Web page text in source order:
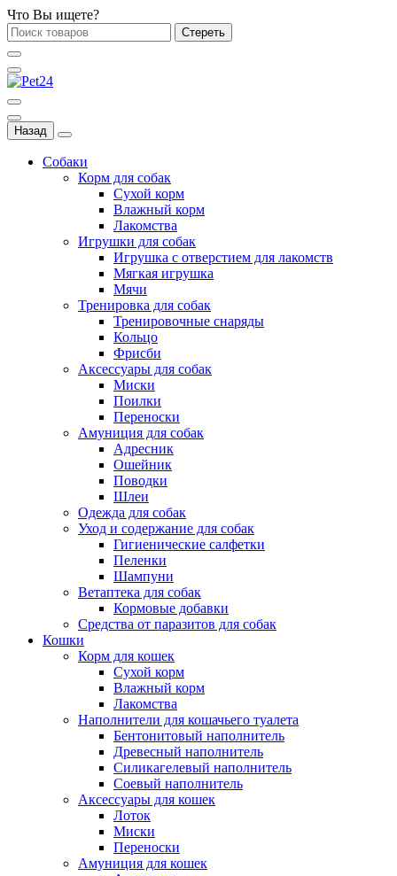
Что Вы ищете?
Стереть
Назад
Собаки
Корм для собак
Сухой корм
Влажный корм
Лакомства
Игрушки для собак
Игрушка с отверстием для лакомств
Мягкая игрушка
Мячи
Тренировка для собак
Тренировочные снаряды
Кольцо
Фрисби
Аксессуары для собак
Миски
Поилки
Переноски
Амуниция для собак
Адресник
Ошейник
Поводки
Шлеи
Одежда для собак
Уход и содержание для собак
Гигиенические салфетки
Пеленки
Шампуни
Ветаптека для собак
Кормовые добавки
Средства от паразитов для собак
Кошки
Корм для кошек
Сухой корм
Влажный корм
Лакомства
Наполнители для кошачьего туалета
Бентонитовый наполнитель
Древесный наполнитель
Силикагелевый наполнитель
Соевый наполнитель
Аксессуары для кошек
Лоток
Миски
Переноски
Амуниция для кошек